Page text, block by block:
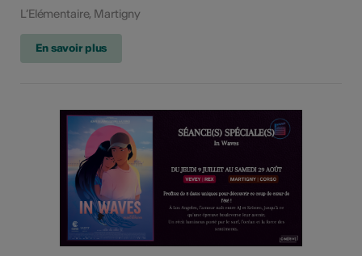
L’Elémentaire, Martigny
En savoir plus